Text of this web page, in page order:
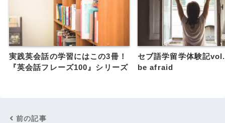
実践英会話の学習にはこの3冊！
『英会話フレーズ100』シリーズ
セブ語学留学体験記
be afraid
前の記事